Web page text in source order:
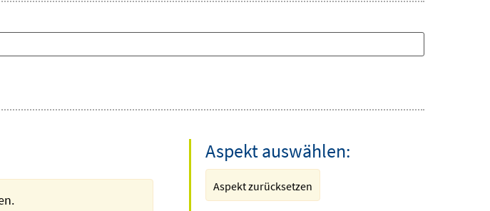
Aspekt auswählen:
Aspekt zurücksetzen